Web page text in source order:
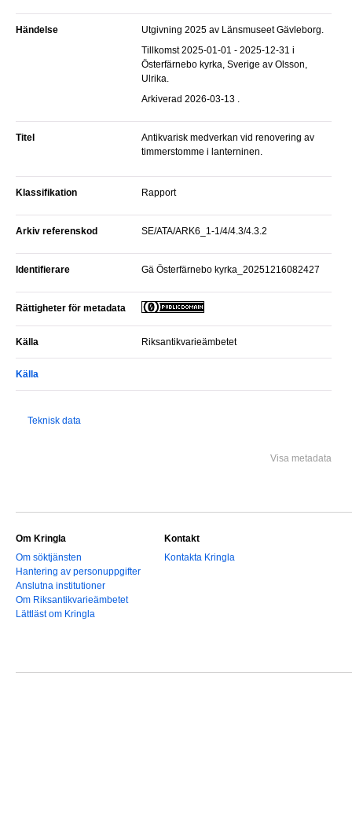
Händelse
Utgivning 2025 av Länsmuseet Gävleborg.
Tillkomst 2025-01-01 - 2025-12-31 i
Österfärnebo kyrka, Sverige av Olsson,
Ulrika.
Arkiverad 2026-03-13 .
Titel
Antikvarisk medverkan vid renovering av
timmerstomme i lanterninen.
Klassifikation Rapport
Arkiv referenskod SE/ATA/ARK6_1-1/4/4.3/4.3.2
Identifierare Gä Österfärnebo kyrka_20251216082427
Rättigheter för metadata
Källa Riksantikvarieämbetet
Källa
Teknisk data
Visa metadata
Om Kringla
Om söktjänsten
Hantering av personuppgifter
Anslutna institutioner
Om Riksantikvarieämbetet
Lättläst om Kringla
Kontakt
Kontakta Kringla